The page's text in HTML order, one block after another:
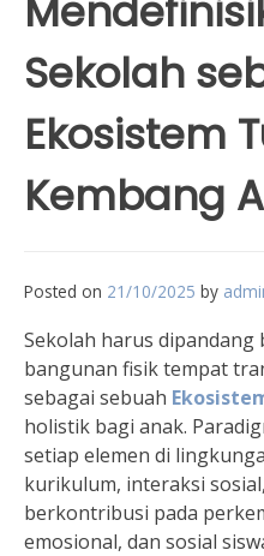
Sekolah
Ekosistem
Kembang
Posted on 21/10/2025 by
Sekolah harus dipandang
bangunan fisik tempat
sebagai sebuah
holistik bagi anak.
setiap elemen di
kurikulum, interaksi
berkontribusi pada
emosional, dan sosial